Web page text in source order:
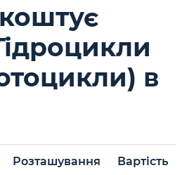
в
Розташування Вартість